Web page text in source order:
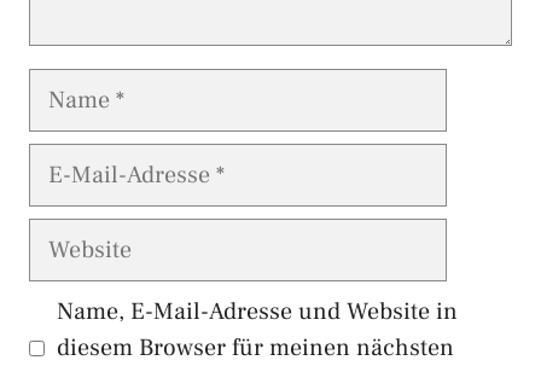
Name
E-
Adresse
Website
Name, E-Mail-Adresse und Website in
diesem Browser für meinen nächsten